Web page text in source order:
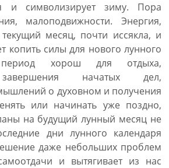
и символизирует зиму. Пора
малоподвижности. Энергия,
месяц, почти иссякла, и
копить силы для нового лунного
хорош для отдыха,
завершения начатых дел,
о духовном и получения
или начинать уже поздно,
на будущий лунный месяц не
дни лунного календаря
даже небольших проблем
и вытягивает из нас